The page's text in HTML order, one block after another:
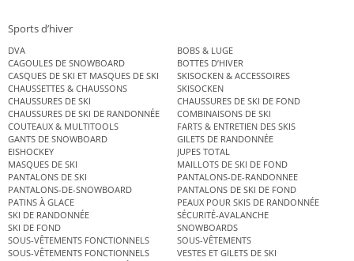
Sports d’hiver
DVA
BOBS & LUGE
CAGOULES DE SNOWBOARD
BOTTES D’HIVER
CASQUES DE SKI ET MASQUES DE SKI
SKISOCKEN & ACCESSOIRES
CHAUSSETTES & CHAUSSONS
SKISOCKEN
CHAUSSURES DE SKI
CHAUSSURES DE SKI DE FOND
CHAUSSURES DE SKI DE RANDONNÉE
COMBINAISONS DE SKI
COUTEAUX & MULTITOOLS
FARTS & ENTRETIEN DES SKIS
GANTS DE SNOWBOARD
GILETS DE RANDONNÉE
EISHOCKEY
JUPES TOTAL
MASQUES DE SKI
MAILLOTS DE SKI DE FOND
PANTALONS DE SKI
PANTALONS-DE-RANDONNEE
PANTALONS-DE-SNOWBOARD
PANTALONS DE SKI DE FOND
PATINS À GLACE
PEAUX POUR SKIS DE RANDONNÉE
SKI DE RANDONNÉE
SÉCURITÉ-AVALANCHE
SKI DE FOND
SNOWBOARDS
SOUS-VÊTEMENTS FONCTIONNELS
SOUS-VÊTEMENTS
SOUS-VÊTEMENTS FONCTIONNELS
VESTES ET GILETS DE SKI